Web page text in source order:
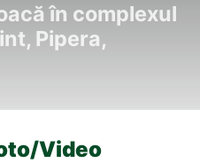
în complexul
Pipera,
Video